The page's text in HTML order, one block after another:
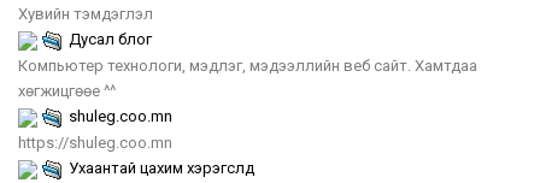
Хувийн тэмдэглэл
Дусал блог
Компьютер технологи, мэдлэг, мэдээллийн веб сайт. Хамтдаа
хөгжицгөөе ^^
shuleg.coo.mn
https://shuleg.coo.mn
Ухаантай цахим хэрэгслүүд